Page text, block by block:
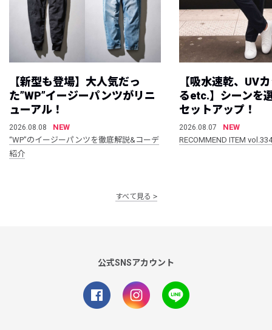
【新型も登場】大人気だっ
た”WP”イージーパンツがリニ
ューアル！
2026.08.08
NEW
“WP”のイージーパンツを徹底解説&コーデ
紹介
【吸水速乾、UV
るetc.】シーンを
セットアップ！
2026.08.07
NEW
RECOMMEND ITEM vol.334
すべて見る
公式SNSアカウント